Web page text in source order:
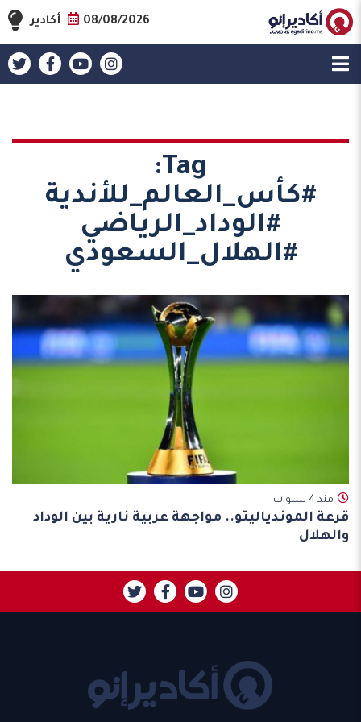
08/08/2026 أكادير
Tag:
#كأس_العالم_للأندية
#الوداد_الرياضي
#الهلال_السعودي
مند 4 سنوات
قرعة الموندياليتو.. مواجهة عربية نارية بين الوداد
والهلال